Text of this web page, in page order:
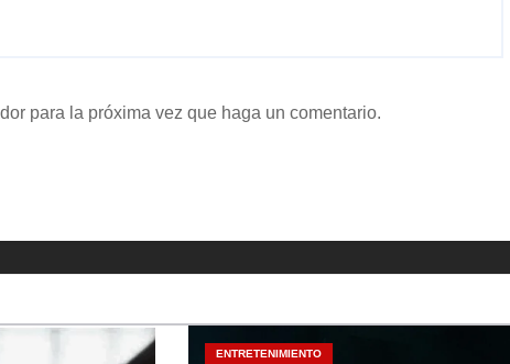
para la próxima vez que haga un comentario.
ENTRETENIMIENTO